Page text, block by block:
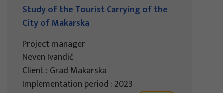
Study of the Tourist Carrying of the
City of Makarska
Project manager
Neven Ivandić
Client : Grad Makarska
Implementation period : 2023